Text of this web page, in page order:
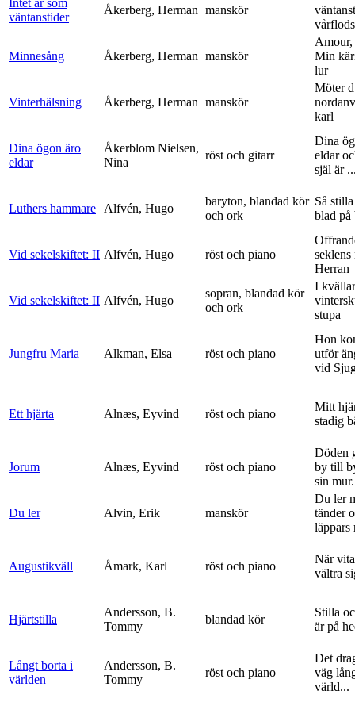
väntanstider
Åkerberg, Herman manskör
Minnesång Åkerberg, Herman manskör
Min
lur
Vinterhälsning Åkerberg, Herman manskör
Möter
karl
Dina ögon äro
eldar
Åkerblom Nielsen,
Nina
röst och gitarr
Dina
eldar
själ är
Luthers hammare Alfvén, Hugo
baryton, blandad kör
och ork
Så
blad på
Vid sekelskiftet: II Alfvén, Hugo röst och piano
Herran
Vid sekelskiftet: II Alfvén, Hugo
sopran, blandad kör
och ork
I
stupa
Jungfru Maria Alkman, Elsa röst och piano
Hon
utför
vid
Ett hjärta Alnæs, Eyvind röst och piano
Mitt
stadig
Jorum Alnæs, Eyvind röst och piano
Döden
by till
sin
Du ler Alvin, Erik manskör
Du ler
tänder
läppars
Augustikväll Åmark, Karl röst och piano
När
vältra
Hjärtstilla
Andersson, B.
Tommy
blandad kör
Stilla
är på
Långt borta i
världen
Andersson, B.
Tommy
röst och piano
Det
väg
värld...